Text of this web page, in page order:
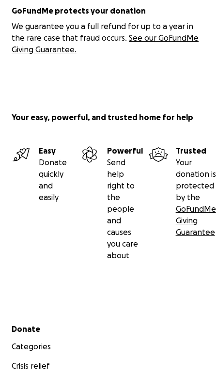
GoFundMe protects your donation
We guarantee you a full refund for up to a year in
the rare case that fraud occurs. See our GoFundMe
Giving Guarantee.
Your easy, powerful, and trusted home for help
Easy
Donate
quickly
and
easily
Powerful
Send
help
right to
the
people
and
causes
you care
about
Trusted
Your
donation is
protected
by the
GoFundMe
Giving
Guarantee
Secondary menu
Donate
Categories
Crisis relief